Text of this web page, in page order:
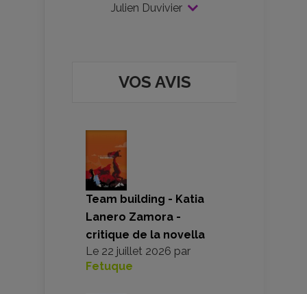
Julien Duvivier
VOS AVIS
Team building - Katia
Lanero Zamora -
critique de la novella
Le 22 juillet 2026 par
Fetuque